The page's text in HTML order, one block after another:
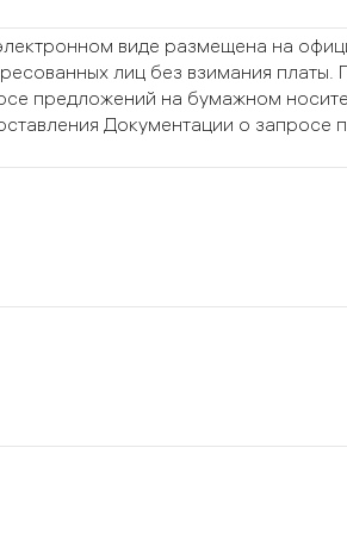
виде размещена на
лиц без взимания
предложений на бумажном
Документации о